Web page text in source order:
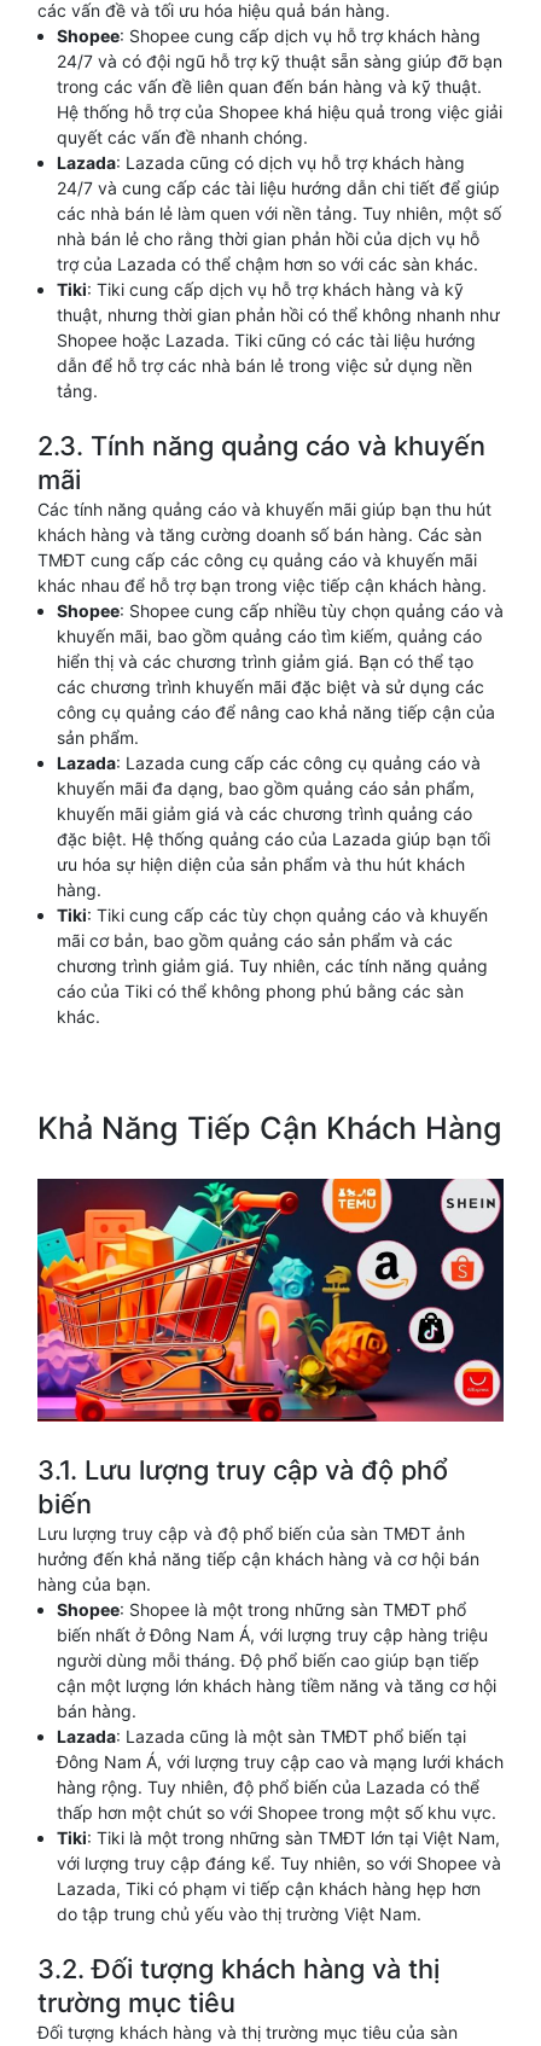
các vấn đề và tối ưu hóa hiệu quả bán hàng.
Shopee: Shopee cung cấp dịch vụ hỗ trợ khách hàng
24/7 và có đội ngũ hỗ trợ kỹ thuật sẵn sàng giúp đỡ bạn
trong các vấn đề liên quan đến bán hàng và kỹ thuật.
Hệ thống hỗ trợ của Shopee khá hiệu quả trong việc giải
quyết các vấn đề nhanh chóng.
Lazada: Lazada cũng có dịch vụ hỗ trợ khách hàng
24/7 và cung cấp các tài liệu hướng dẫn chi tiết để giúp
các nhà bán lẻ làm quen với nền tảng. Tuy nhiên, một số
nhà bán lẻ cho rằng thời gian phản hồi của dịch vụ hỗ
trợ của Lazada có thể chậm hơn so với các sàn khác.
Tiki: Tiki cung cấp dịch vụ hỗ trợ khách hàng và kỹ
thuật, nhưng thời gian phản hồi có thể không nhanh như
Shopee hoặc Lazada. Tiki cũng có các tài liệu hướng
dẫn để hỗ trợ các nhà bán lẻ trong việc sử dụng nền
tảng.
2.3. Tính năng quảng cáo và khuyến
mãi
Các tính năng quảng cáo và khuyến mãi giúp bạn thu hút
khách hàng và tăng cường doanh số bán hàng. Các sàn
TMĐT cung cấp các công cụ quảng cáo và khuyến mãi
khác nhau để hỗ trợ bạn trong việc tiếp cận khách hàng.
Shopee: Shopee cung cấp nhiều tùy chọn quảng cáo và
khuyến mãi, bao gồm quảng cáo tìm kiếm, quảng cáo
hiển thị và các chương trình giảm giá. Bạn có thể tạo
các chương trình khuyến mãi đặc biệt và sử dụng các
công cụ quảng cáo để nâng cao khả năng tiếp cận của
sản phẩm.
Lazada: Lazada cung cấp các công cụ quảng cáo và
khuyến mãi đa dạng, bao gồm quảng cáo sản phẩm,
khuyến mãi giảm giá và các chương trình quảng cáo
đặc biệt. Hệ thống quảng cáo của Lazada giúp bạn tối
ưu hóa sự hiện diện của sản phẩm và thu hút khách
hàng.
Tiki: Tiki cung cấp các tùy chọn quảng cáo và khuyến
mãi cơ bản, bao gồm quảng cáo sản phẩm và các
chương trình giảm giá. Tuy nhiên, các tính năng quảng
cáo của Tiki có thể không phong phú bằng các sàn
khác.
Khả Năng Tiếp Cận Khách Hàng
3.1. Lưu lượng truy cập và độ phổ
biến
Lưu lượng truy cập và độ phổ biến của sàn TMĐT ảnh
hưởng đến khả năng tiếp cận khách hàng và cơ hội bán
hàng của bạn.
Shopee: Shopee là một trong những sàn TMĐT phổ
biến nhất ở Đông Nam Á, với lượng truy cập hàng triệu
người dùng mỗi tháng. Độ phổ biến cao giúp bạn tiếp
cận một lượng lớn khách hàng tiềm năng và tăng cơ hội
bán hàng.
Lazada: Lazada cũng là một sàn TMĐT phổ biến tại
Đông Nam Á, với lượng truy cập cao và mạng lưới khách
hàng rộng. Tuy nhiên, độ phổ biến của Lazada có thể
thấp hơn một chút so với Shopee trong một số khu vực.
Tiki: Tiki là một trong những sàn TMĐT lớn tại Việt Nam,
với lượng truy cập đáng kể. Tuy nhiên, so với Shopee và
Lazada, Tiki có phạm vi tiếp cận khách hàng hẹp hơn
do tập trung chủ yếu vào thị trường Việt Nam.
3.2. Đối tượng khách hàng và thị
trường mục tiêu
Đối tượng khách hàng và thị trường mục tiêu của sàn